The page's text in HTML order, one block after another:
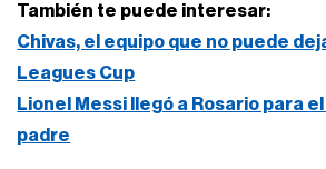
También te puede interesar:
Chivas, el equipo que no puede
Leagues Cup
Lionel Messi llegó a Rosario para
padre